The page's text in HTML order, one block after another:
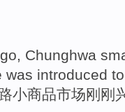
, Chunghwa
was introduced
小商品市场刚刚